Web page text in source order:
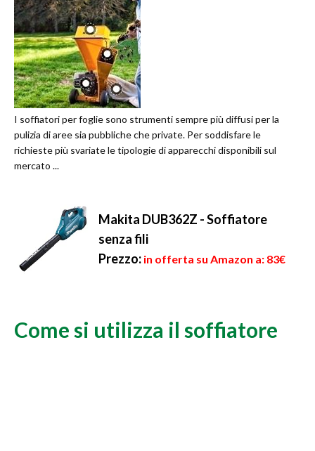
I soffiatori per foglie sono strumenti sempre più diffusi per la
pulizia di aree sia pubbliche che private. Per soddisfare le
richieste più svariate le tipologie di apparecchi disponibili sul
mercato ...
Makita DUB362Z - Soffiatore
senza fili
Prezzo: in offerta su Amazon a: 83€
Come si utilizza il soffiatore